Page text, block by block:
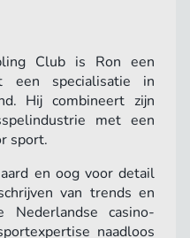
Club is Ron een
een specialisatie in
Hij combineert zijn
met een
sport.
en oog voor detail
van trends en
Nederlandse casino-
naadloos